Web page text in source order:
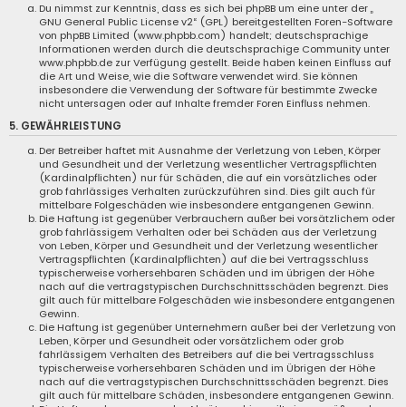
Du nimmst zur Kenntnis, dass es sich bei phpBB um eine unter der „
GNU General Public License v2“ (GPL) bereitgestellten Foren-Software
von phpBB Limited (www.phpbb.com) handelt; deutschsprachige
Informationen werden durch die deutschsprachige Community unter
www.phpbb.de zur Verfügung gestellt. Beide haben keinen Einfluss auf
die Art und Weise, wie die Software verwendet wird. Sie können
insbesondere die Verwendung der Software für bestimmte Zwecke
nicht untersagen oder auf Inhalte fremder Foren Einfluss nehmen.
5. GEWÄHRLEISTUNG
Der Betreiber haftet mit Ausnahme der Verletzung von Leben, Körper
und Gesundheit und der Verletzung wesentlicher Vertragspflichten
(Kardinalpflichten) nur für Schäden, die auf ein vorsätzliches oder
grob fahrlässiges Verhalten zurückzuführen sind. Dies gilt auch für
mittelbare Folgeschäden wie insbesondere entgangenen Gewinn.
Die Haftung ist gegenüber Verbrauchern außer bei vorsätzlichem oder
grob fahrlässigem Verhalten oder bei Schäden aus der Verletzung
von Leben, Körper und Gesundheit und der Verletzung wesentlicher
Vertragspflichten (Kardinalpflichten) auf die bei Vertragsschluss
typischerweise vorhersehbaren Schäden und im übrigen der Höhe
nach auf die vertragstypischen Durchschnittsschäden begrenzt. Dies
gilt auch für mittelbare Folgeschäden wie insbesondere entgangenen
Gewinn.
Die Haftung ist gegenüber Unternehmern außer bei der Verletzung von
Leben, Körper und Gesundheit oder vorsätzlichem oder grob
fahrlässigem Verhalten des Betreibers auf die bei Vertragsschluss
typischerweise vorhersehbaren Schäden und im Übrigen der Höhe
nach auf die vertragstypischen Durchschnittsschäden begrenzt. Dies
gilt auch für mittelbare Schäden, insbesondere entgangenen Gewinn.